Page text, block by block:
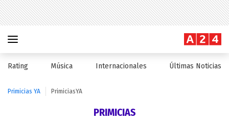
Rating Música Internacionales Últimas Noticias
Primicias YA PrimiciasYA
PRIMICIAS